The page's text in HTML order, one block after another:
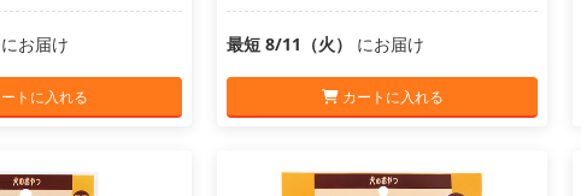
にお届け
トに入れる
最短 8/11（火） にお届け
カートに入れる